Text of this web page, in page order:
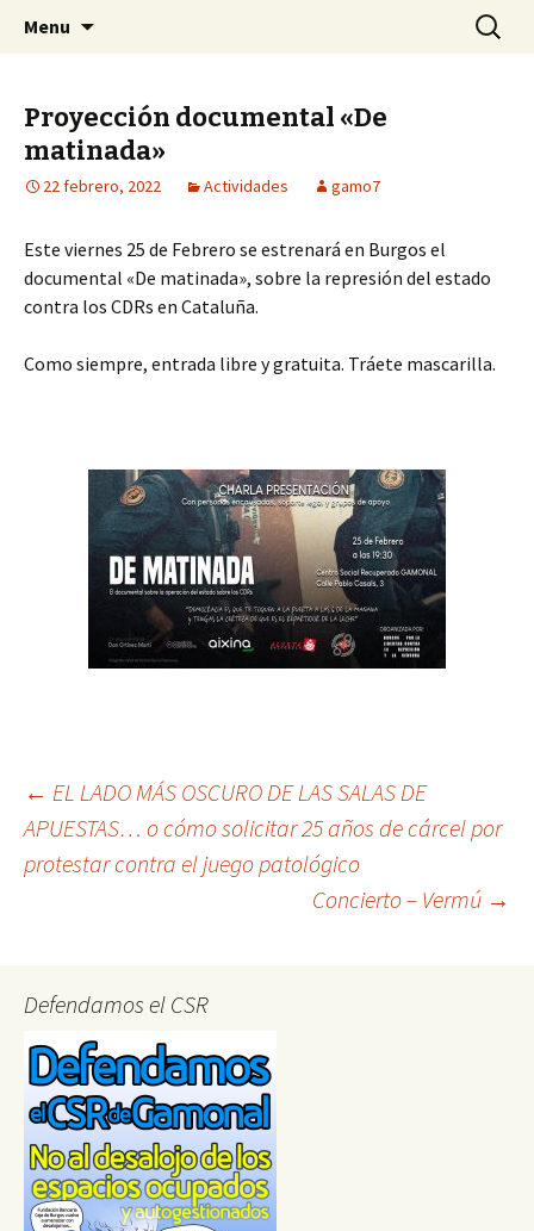
CSR Gamonal
Centro Social Recuperado Gamonal
Menu Buscar:
Proyección documental «De
matinada»
22 febrero, 2022 Actividades gamo7
Este viernes 25 de Febrero se estrenará en Burgos el
documental «De matinada», sobre la represión del estado
contra los CDRs en Cataluña.
Como siempre, entrada libre y gratuita. Tráete mascarilla.
Post
navigation
← EL LADO MÁS OSCURO DE LAS SALAS DE
APUESTAS… o cómo solicitar 25 años de cárcel por
protestar contra el juego patológico
Concierto – Vermú →
Defendamos el CSR